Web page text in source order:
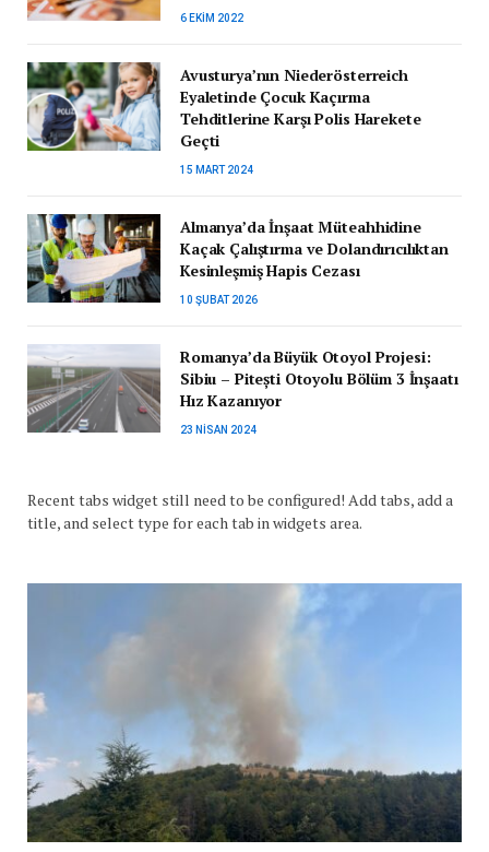
6 EKIM 2022
Avusturya’nın Niederösterreich
Eyaletinde Çocuk Kaçırma
Tehditlerine Karşı Polis Harekete
Geçti
15 MART 2024
Almanya’da İnşaat Müteahhidine
Kaçak Çalıştırma ve Dolandırıcılıktan
Kesinleşmiş Hapis Cezası
10 ŞUBAT 2026
Romanya’da Büyük Otoyol Projesi:
Sibiu – Pitești Otoyolu Bölüm 3 İnşaatı
Hız Kazanıyor
23 NISAN 2024
Recent tabs widget still need to be configured! Add tabs, add a
title, and select type for each tab in widgets area.